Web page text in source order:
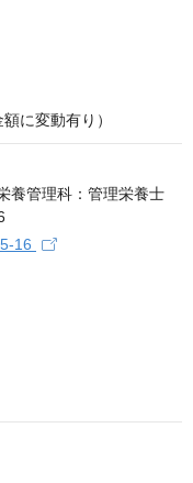
に変動有り）
16